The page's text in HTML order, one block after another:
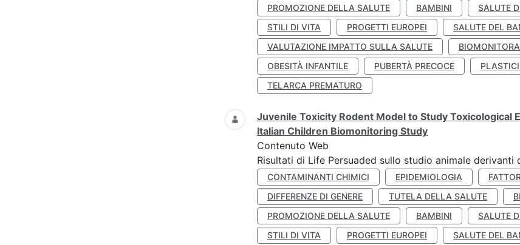
PROMOZIONE DELLA SALUTE
BAMBINI SALUTE
STILI DI VITA
PROGETTI EUROPEI SALUTE DEL
VALUTAZIONE IMPATTO SULLA SALUTE
OBESITÀ INFANTILE
PUBERTÀ PRECOCE
TELARCA PREMATURO
Juvenile Toxicity Rodent Model to Study Toxicological
Italian Children Biomonitoring Study
Contenuto Web
Risultati di Life Persuaded sullo studio animale
CONTAMINANTI CHIMICI EPIDEMIOLOGIA
DIFFERENZE DI GENERE
TUTELA DELLA SALUTE
PROMOZIONE DELLA SALUTE
BAMBINI SALUTE
STILI DI VITA
PROGETTI EUROPEI SALUTE DEL